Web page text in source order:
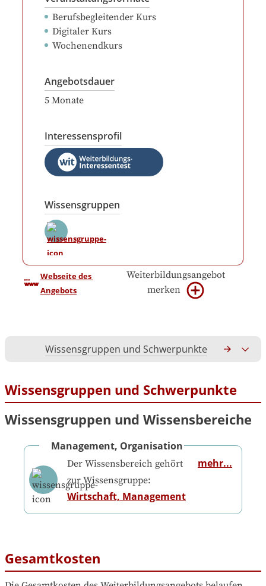
Berufsbegleitender Kurs
Digitaler Kurs
Wochenendkurs
Angebotsdauer
5 Monate
Interessensprofil
Wissensgruppen
Webseite des
Angebots
Weiterbildungsangebot
merken
Wissensgruppen und Schwerpunkte
Wissensgruppen und Schwerpunkte
Wissensgruppen und Wissensbereiche
Management, Organisation
Der Wissensbereich gehört
zur Wissensgruppe:
Wirtschaft, Management
mehr...
Gesamtkosten